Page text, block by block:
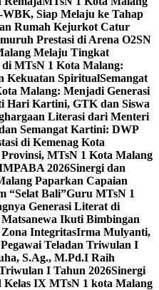
Siap Melaju ke Tahap
Rumah Kejurkot Catur
Prestasi di Arena O2SN
Melaju Tingkat
MTsN 1 Kota Malang:
Kekuatan SpiritualSemangat
Malang: Menjadi Generasi
Hari Kartini, GTK dan Siswa
Literasi dari Menteri
Semangat Kartini: DWP
di Kemenag Kota
MTsN 1 Kota Malang
2026Sinergi dan
Paparkan Capaian
“Selat Bali”Guru MTsN 1
Generasi Literat di
Ikuti Bimbingan
IntegritasIrma Mulyanti,
Teladan Triwulan I
S.Ag., M.Pd.I Raih
I Tahun 2026Sinergi
IX MTsN 1 kota Malang